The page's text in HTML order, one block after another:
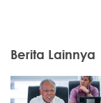
Berita Lainnya